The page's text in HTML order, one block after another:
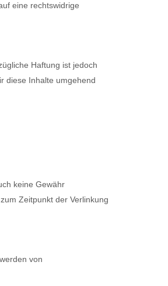
eine rechtswidrige
Haftung ist jedoch
diese Inhalte umgehend
keine Gewähr
Zeitpunkt der Verlinkung
von